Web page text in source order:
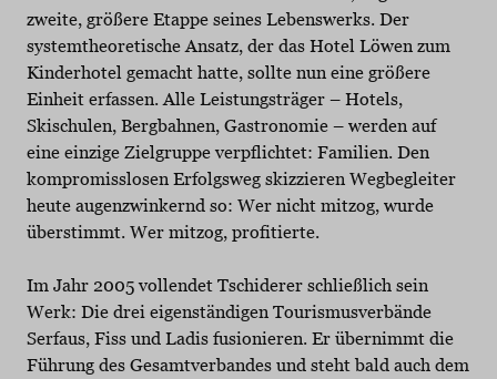
zweite, größere Etappe seines Lebenswerks. Der
systemtheoretische Ansatz, der das Hotel Löwen zum
Kinderhotel gemacht hatte, sollte nun eine größere
Einheit erfassen. Alle Leistungsträger – Hotels,
Skischulen, Bergbahnen, Gastronomie – werden auf
eine einzige Zielgruppe verpflichtet: Familien. Den
kompromisslosen Erfolgsweg skizzieren Wegbegleiter
heute augenzwinkernd so: Wer nicht mitzog, wurde
überstimmt. Wer mitzog, profitierte.
Im Jahr 2005 vollendet Tschiderer schließlich sein
Werk: Die drei eigenständigen Tourismusverbände
Serfaus, Fiss und Ladis fusionieren. Er übernimmt die
Führung des Gesamtverbandes und steht bald auch dem